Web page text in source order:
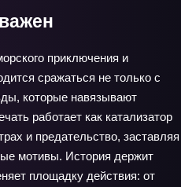
приключения и
сражаться не только с
которые навязывают
работает как катализатор
и предательство, заставляя
мотивы. История держит
площадку действия: от